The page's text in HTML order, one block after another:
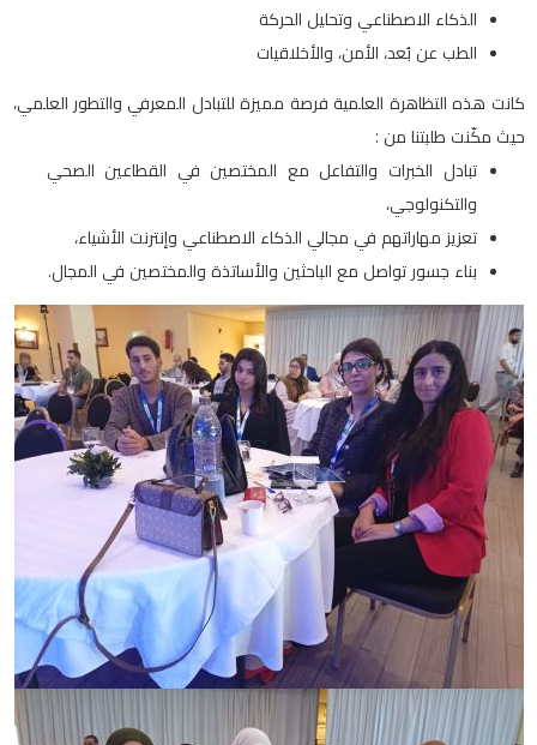
الذكاء الاصطناعي وتحليل الحركة
الطب عن بُعد، الأمن، والأخلاقيات
كانت هذه التظاهرة العلمية فرصة مميزة للتبادل المعرفي والتطور العلمي،
حيث مكّنت طلبتنا من :
تبادل الخبرات والتفاعل مع المختصين في القطاعين الصحي
والتكنولوجي،
تعزيز مهاراتهم في مجالي الذكاء الاصطناعي وإنترنت الأشياء،
بناء جسور تواصل مع الباحثين والأساتذة والمختصين في المجال.